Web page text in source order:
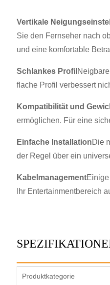
Vertikale
Sie den Fernseher nach
und eine komfortable
Schlankes Profil
flache Profil verbessert
Kompatibilität und
ermöglichen. Für eine
Einfache InstallationDie
der Regel über ein
KabelmanagementEinige
Ihr Entertainmentbereich
Produktkategorie